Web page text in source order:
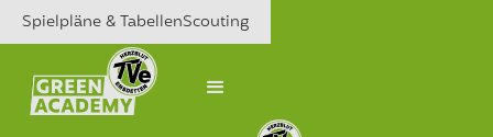
Spielpläne & TabellenScouting